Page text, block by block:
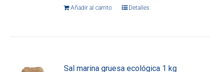
Añadir al carrito Detalles
Sal marina gruesa ecológica 1 kg